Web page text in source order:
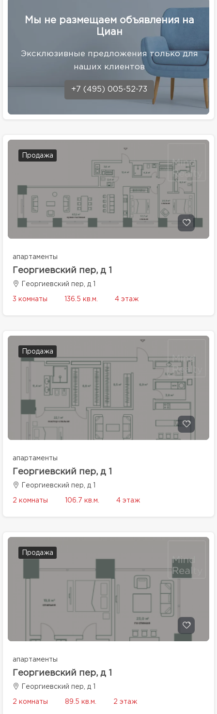
Мы не размещаем объявления на
Циан
Эксклюзивные предложения только для
наших клиентов
+7 (495) 005-52-73
Продажа
апартаменты
Георгиевский пер, д 1
Георгиевский пер, д 1
3 комнаты 136.5 кв.м. 4 этаж
Продажа
апартаменты
Георгиевский пер, д 1
Георгиевский пер, д 1
2 комнаты 106.7 кв.м. 4 этаж
Продажа
апартаменты
Георгиевский пер, д 1
Георгиевский пер, д 1
2 комнаты 89.5 кв.м. 2 этаж